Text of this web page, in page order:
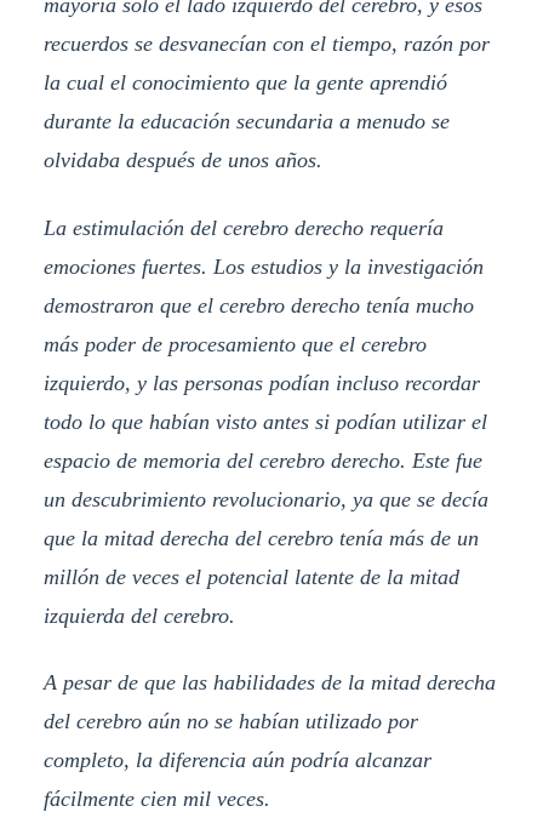
recuerdos se desvanecían con el tiempo, razón por
la cual el conocimiento que la gente aprendió
durante la educación secundaria a menudo se
olvidaba después de unos años.
La estimulación del cerebro derecho requería
emociones fuertes. Los estudios y la investigación
demostraron que el cerebro derecho tenía mucho
más poder de procesamiento que el cerebro
izquierdo, y las personas podían incluso recordar
todo lo que habían visto antes si podían utilizar el
espacio de memoria del cerebro derecho. Este fue
un descubrimiento revolucionario, ya que se decía
que la mitad derecha del cerebro tenía más de un
millón de veces el potencial latente de la mitad
izquierda del cerebro.
A pesar de que las habilidades de la mitad derecha
del cerebro aún no se habían utilizado por
completo, la diferencia aún podría alcanzar
fácilmente cien mil veces.